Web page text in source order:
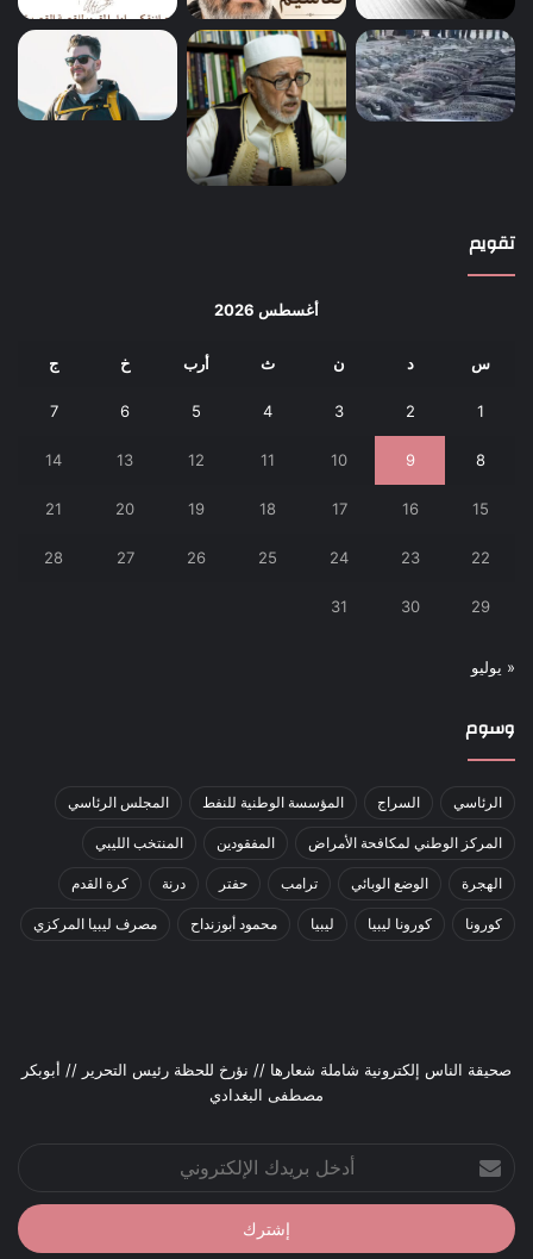
تقويم
أغسطس 2026
س د ن ث أرب خ ج
1
2
3
4
5
6
7
8
9
10
11
12
13
14
15
16
17
18
19
20
21
22
23
24
25
26
27
28
29
30
31
« يوليو
وسوم
الرئاسي السراج المؤسسة الوطنية للنفط المجلس الرئاسي
المركز الوطني لمكافحة الأمراض المفقودين المنتخب الليبي
الهجرة الوضع الوبائي ترامب حفتر درنة كرة القدم
كورونا كورونا ليبيا ليبيا محمود أبوزنداح مصرف ليبيا المركزي
صحيقة الناس إلكترونية شاملة شعارها // نؤرخ للحظة رئيس التحرير // أبوبكر
مصطفى البغدادي
بريدك
الإلكتروني